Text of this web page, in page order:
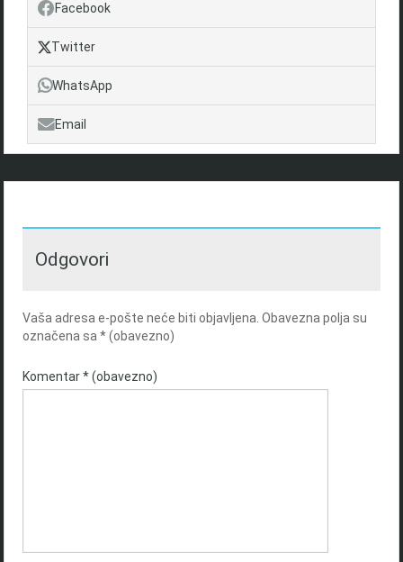
Facebook
Twitter
WhatsApp
Email
Odgovori
Vaša adresa e-pošte neće biti objavljena. Obavezna polja su
označena sa * (obavezno)
Komentar* (obavezno)